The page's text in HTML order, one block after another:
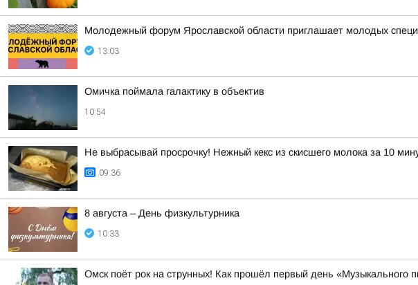
Молодежный форум Ярославской области приглашает молодых
13:03
Омичка поймала галактику в объектив
10:54
Не выбрасывай просрочку! Нежный кекс из скисшего молока за 10
09:36
8 августа – День физкультурника
10:33
Омск поёт рок на струнных! Как прошёл первый день «Музыкального